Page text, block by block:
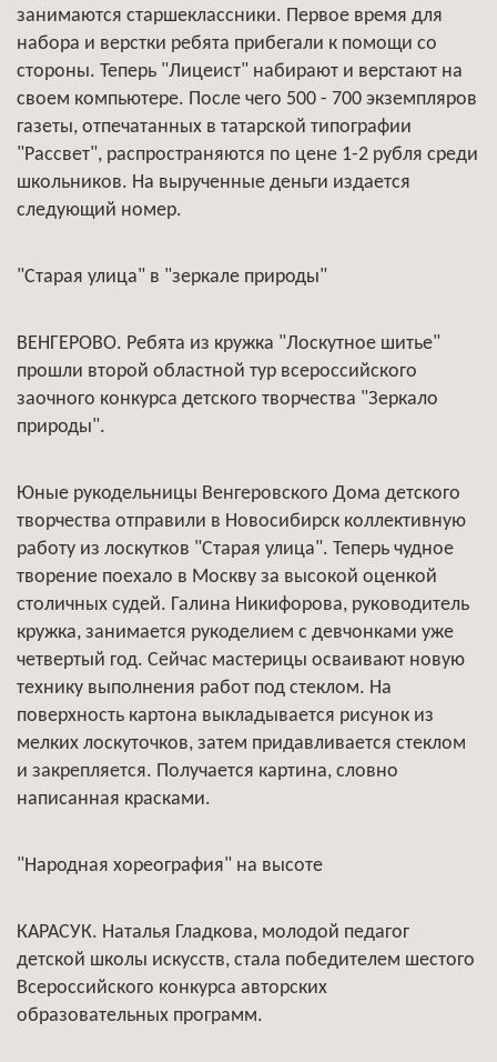
занимаются старшеклассники. Первое время для
набора и верстки ребята прибегали к помощи со
стороны. Теперь "Лицеист" набирают и верстают на
своем компьютере. После чего 500 - 700 экземпляров
газеты, отпечатанных в татарской типографии
"Рассвет", распространяются по цене 1-2 рубля среди
школьников. На вырученные деньги издается
следующий номер.
"Старая улица" в "зеркале природы"
ВЕНГЕРОВО. Ребята из кружка "Лоскутное шитье"
прошли второй областной тур всероссийского
заочного конкурса детского творчества "Зеркало
природы".
Юные рукодельницы Венгеровского Дома детского
творчества отправили в Новосибирск коллективную
работу из лоскутков "Старая улица". Теперь чудное
творение поехало в Москву за высокой оценкой
столичных судей. Галина Никифорова, руководитель
кружка, занимается рукоделием с девчонками уже
четвертый год. Сейчас мастерицы осваивают новую
технику выполнения работ под стеклом. На
поверхность картона выкладывается рисунок из
мелких лоскуточков, затем придавливается стеклом
и закрепляется. Получается картина, словно
написанная красками.
"Народная хореография" на высоте
КАРАСУК. Наталья Гладкова, молодой педагог
детской школы искусств, стала победителем шестого
Всероссийского конкурса авторских
образовательных программ.